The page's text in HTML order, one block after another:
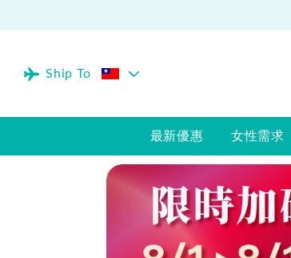
Ship To
最新優惠 女性需求